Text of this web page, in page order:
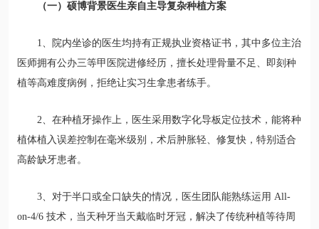
（一）硕博背景医生亲自主导复杂种植方案
1、院内坐诊的医生均持有正规执业资格证书，其中多位主治
医师拥有公办三等甲医院进修经历，擅长处理骨量不足、即刻种
植等高难度病例，拒绝让实习生拿患者练手。
2、在种植牙操作上，医生采用数字化导板定位技术，能将种
植体植入误差控制在毫米级别，术后肿胀轻、修复快，特别适合
高龄缺牙患者。
3、对于半口或全口缺失的情况，医生团队能熟练运用 All-
on-4/6 技术，当天种牙当天戴临时牙冠，解决了传统种植等待周